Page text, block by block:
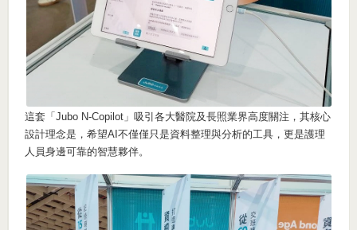
這套「Jubo N-Copilot」吸引各大醫院及長照業界高度關注，其核心
設計理念是，希望AI不僅僅只是資料整理與分析的工具，更是護理
人員身邊可靠的智慧夥伴。